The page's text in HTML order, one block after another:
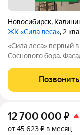
Новосибирск,
ЖК «Сила леса», 2
«Сила леса» первый в Новосибирске велнес-квартал у
Соснового бора.
архитектуру с
инфраструктура
Позвонить
12 700 000 ₽
от 45 623 ₽ в месяц